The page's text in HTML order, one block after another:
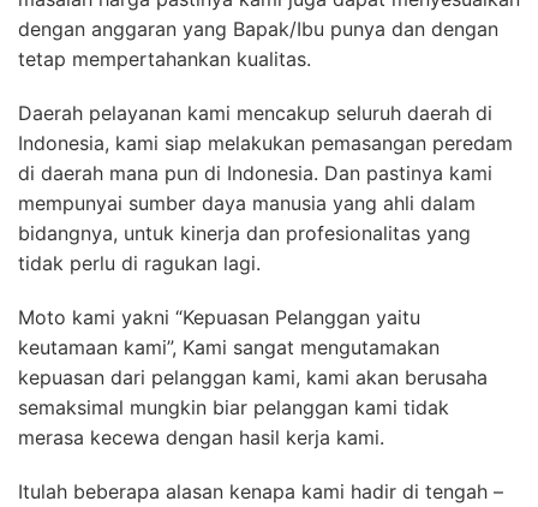
dengan anggaran yang Bapak/Ibu punya dan dengan
tetap mempertahankan kualitas.
Daerah pelayanan kami mencakup seluruh daerah di
Indonesia, kami siap melakukan pemasangan peredam
di daerah mana pun di Indonesia. Dan pastinya kami
mempunyai sumber daya manusia yang ahli dalam
bidangnya, untuk kinerja dan profesionalitas yang
tidak perlu di ragukan lagi.
Moto kami yakni “Kepuasan Pelanggan yaitu
keutamaan kami”, Kami sangat mengutamakan
kepuasan dari pelanggan kami, kami akan berusaha
semaksimal mungkin biar pelanggan kami tidak
merasa kecewa dengan hasil kerja kami.
Itulah beberapa alasan kenapa kami hadir di tengah –